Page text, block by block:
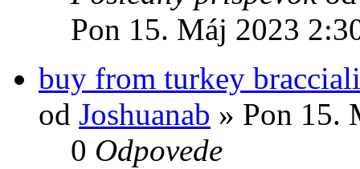
Pon 15. Máj 2023
buy from turkey
od Joshuanab » Pon 15.
0 Odpovede